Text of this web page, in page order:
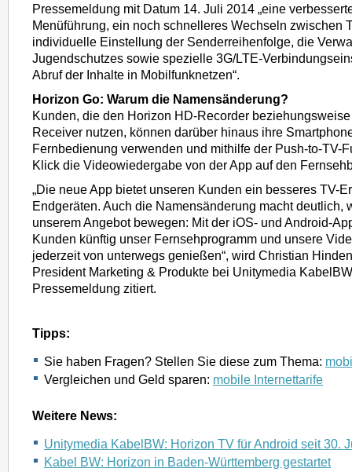
Pressemeldung mit Datum 14. Juli 2014 „eine
Menüführung, ein noch schnelleres Wechseln zwischen
individuelle Einstellung der Senderreihenfolge, die
Jugendschutzes sowie spezielle 3G/LTE-
Abruf der Inhalte in Mobilfunknetzen“.
Horizon Go: Warum die Namensänderung?
Kunden, die den Horizon HD-Recorder
Receiver nutzen, können darüber hinaus ihre
Fernbedienung verwenden und mithilfe der Push-to-TV-
Klick die Videowiedergabe von der App auf den
„Die neue App bietet unseren Kunden ein besseres TV-
Endgeräten. Auch die Namensänderung macht deutlich,
unserem Angebot bewegen: Mit der iOS- und Android-
Kunden künftig unser Fernsehprogramm und unsere
jederzeit von unterwegs genießen“, wird Christian
President Marketing & Produkte bei Unitymedia
Pressemeldung zitiert.
Tipps:
Sie haben Fragen? Stellen Sie diese zum Thema:
Vergleichen und Geld sparen: mobile Internettarife
Weitere News:
Unitymedia KabelBW: Horizon TV für Android seit 30.
Kabel BW: Horizon in Baden-Württemberg gestartet